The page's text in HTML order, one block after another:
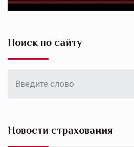
Поиск по сайту
Новости страхования